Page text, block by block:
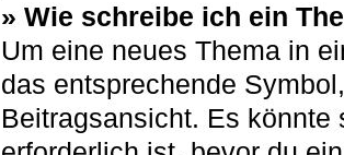
» Wie schreibe ich ein
Um eine neues Thema in
das entsprechende
Beitragsansicht. Es